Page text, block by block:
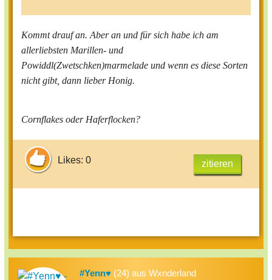
Kommt drauf an. Aber an und für sich habe ich am
allerliebsten Marillen- und
Powiddl(Zwetschken)marmelade und wenn es diese Sorten
nicht gibt, dann lieber Honig.
Cornflakes oder Haferflocken?
Likes: 0 zitieren
#Yenn♥ (24) aus Wxnderland